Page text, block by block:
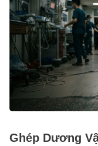
Ghép Dương